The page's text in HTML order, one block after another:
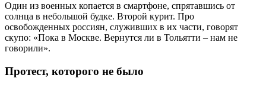
Один из военных копается в смартфоне, спрятавшись от
солнца в небольшой будке. Второй курит. Про
освобожденных россиян, служивших в их части, говорят
скупо: «Пока в Москве. Вернутся ли в Тольятти – нам не
говорили».
Протест, которого не было